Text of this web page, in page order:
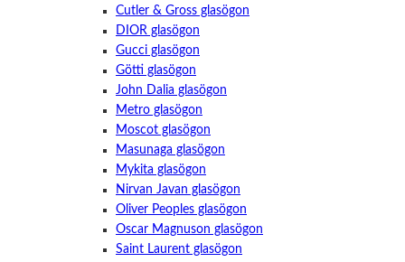
Cutler & Gross glasögon
DIOR glasögon
Gucci glasögon
Götti glasögon
John Dalia glasögon
Metro glasögon
Moscot glasögon
Masunaga glasögon
Mykita glasögon
Nirvan Javan glasögon
Oliver Peoples glasögon
Oscar Magnuson glasögon
Saint Laurent glasögon